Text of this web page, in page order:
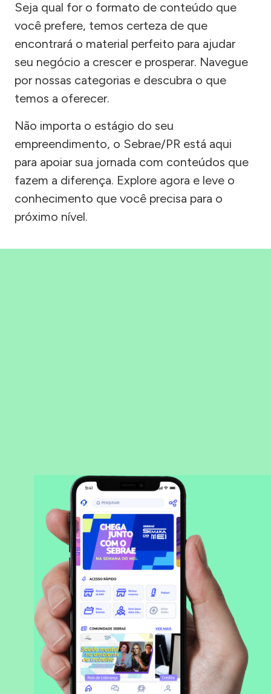
Seja qual for o formato de conteúdo que
você prefere, temos certeza de que
encontrará o material perfeito para ajudar
seu negócio a crescer e prosperar. Navegue
por nossas categorias e descubra o que
temos a oferecer.
Não importa o estágio do seu
empreendimento, o Sebrae/PR está aqui
para apoiar sua jornada com conteúdos que
fazem a diferença. Explore agora e leve o
conhecimento que você precisa para o
próximo nível.